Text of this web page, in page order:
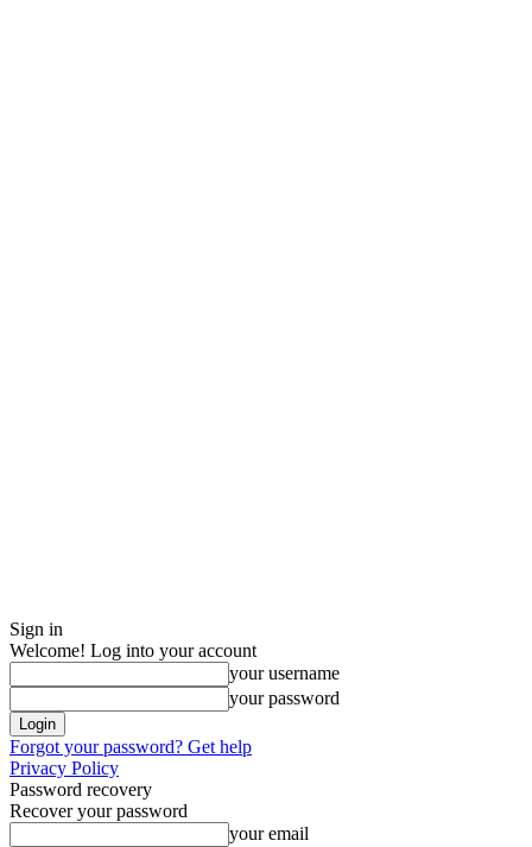
Sign in
Welcome! Log into your account
your username
your password
Forgot your password? Get help
Privacy Policy
Password recovery
Recover your password
your email